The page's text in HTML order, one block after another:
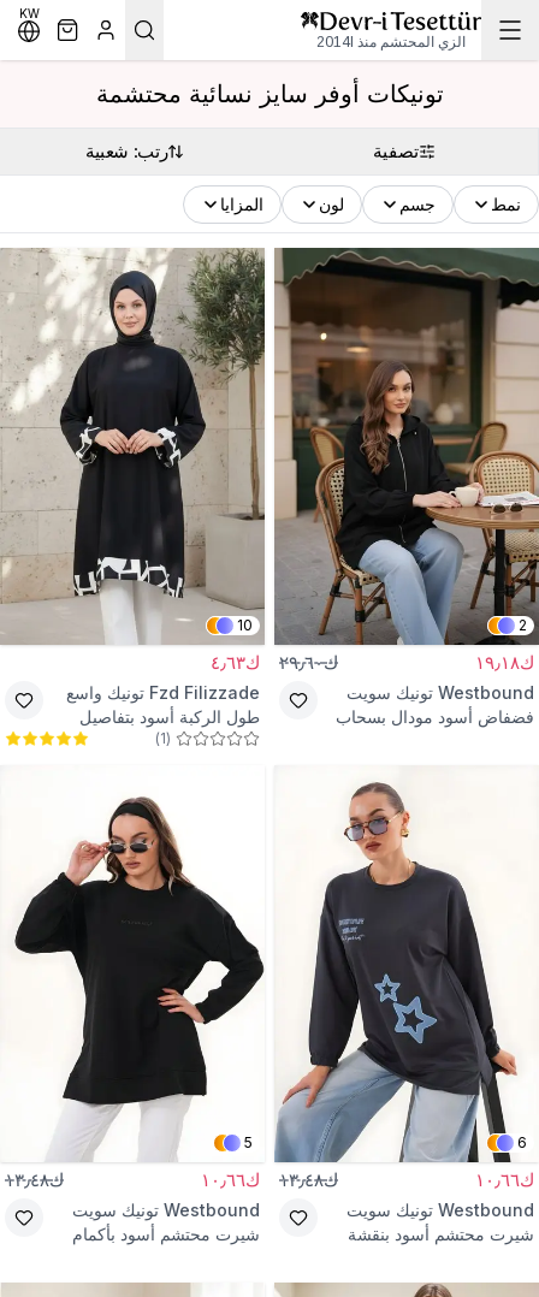
الزي المحتشم منذ 2014l
KW
تونيكات أوفر سايز نسائية محتشمة
تصفية رتب: شعبية
نمط جسم لون المزايا
2
ك١٩٫١٨ ك٢٩٫٦٠
Westbound تونيك سويت
فضفاض أسود مودال بسحاب
10
ك٤٫٦٣
Fzd Filizzade تونيك واسع
طول الركبة أسود بتفاصيل
كريمية
(
1
)
6
ك١٠٫٦٦ ك١٣٫٤٨
Westbound تونيك سويت
شيرت محتشم أسود بنقشة
5
ك١٠٫٦٦ ك١٣٫٤٨
Westbound تونيك سويت
شيرت محتشم أسود بأكمام